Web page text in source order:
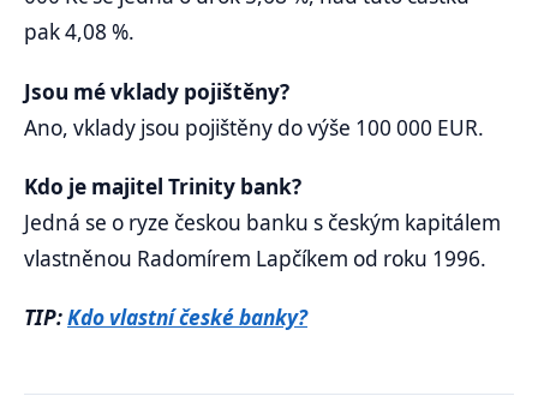
pak 4,08 %.
Jsou mé vklady pojištěny?
Ano, vklady jsou pojištěny do výše 100 000 EUR.
Kdo je majitel Trinity bank?
Jedná se o ryze českou banku s českým kapitálem
vlastněnou Radomírem Lapčíkem od roku 1996.
TIP:Kdo vlastní české banky?